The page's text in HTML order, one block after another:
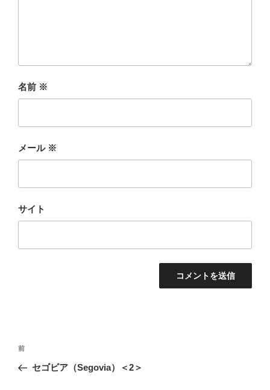
名前 ※
メール ※
サイト
投
ナ
前
の
前
セゴビア（Segovia）＜2＞